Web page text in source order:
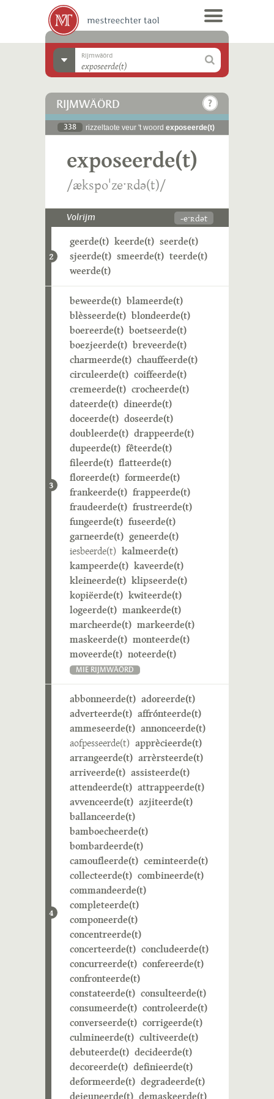
Rijmwäörd
RIJMWÄÖRD
338 rizzeltaote veur 't woord exposeerde(t)
exposeerde(t)
/ækspoˈzeˑʀdə(t)/
Volrijm -eˑʀdət
2
geerde(t) keerde(t) seerde(t)
sjeerde(t) smeerde(t) teerde(t)
weerde(t)
3
beweerde(t) blameerde(t)
blèsseerde(t) blondeerde(t)
boereerde(t) boetseerde(t)
boezjeerde(t) breveerde(t)
charmeerde(t) chauffeerde(t)
circuleerde(t) coiffeerde(t)
cremeerde(t) crocheerde(t)
dateerde(t) dineerde(t)
doceerde(t) doseerde(t)
doubleerde(t) drappeerde(t)
dupeerde(t) fêteerde(t)
fileerde(t) flatteerde(t)
floreerde(t) formeerde(t)
frankeerde(t) frappeerde(t)
fraudeerde(t) frustreerde(t)
fungeerde(t) fuseerde(t)
garneerde(t) geneerde(t)
iesbeerde(t) kalmeerde(t)
kampeerde(t) kaveerde(t)
kleineerde(t) klipseerde(t)
kopiëerde(t) kwiteerde(t)
logeerde(t) mankeerde(t)
marcheerde(t) markeerde(t)
maskeerde(t) monteerde(t)
moveerde(t) noteerde(t)
MIE RIJMWÄÖRD
4
abbonneerde(t) adoreerde(t)
adverteerde(t) affrónteerde(t)
ammeseerde(t) annonceerde(t)
aofpesseerde(t) apprècieerde(t)
arrangeerde(t) arrèrsteerde(t)
arriveerde(t) assisteerde(t)
attendeerde(t) attrappeerde(t)
avvenceerde(t) azjiteerde(t)
ballanceerde(t)
bamboecheerde(t)
bombardeerde(t)
camoufleerde(t) ceminteerde(t)
collecteerde(t) combineerde(t)
commandeerde(t)
completeerde(t)
componeerde(t)
concentreerde(t)
concerteerde(t) concludeerde(t)
concurreerde(t) confereerde(t)
confronteerde(t)
constateerde(t) consulteerde(t)
consumeerde(t) controleerde(t)
converseerde(t) corrigeerde(t)
culmineerde(t) cultiveerde(t)
debuteerde(t) decideerde(t)
decoreerde(t) definieerde(t)
deformeerde(t) degradeerde(t)